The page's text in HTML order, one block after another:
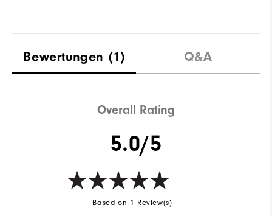
Bewertungen (1) Q&A
Overall Rating
5.0/5
Based on 1 Review(s)